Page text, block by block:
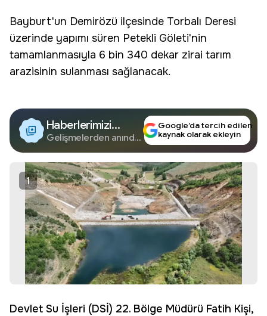
Bayburt'un Demirözü ilçesinde Torbalı Deresi
üzerinde yapımı süren Petekli Göleti'nin
tamamlanmasıyla 6 bin 340 dekar zirai tarım
arazisinin sulanması sağlanacak.
Haberlerimizi
Google'da Takip
Edin
Gelişmelerden anında
Google’da tercih edilen
kaynak olarak ekleyin
1
Devlet Su İşleri (DSİ) 22. Bölge Müdürü Fatih Kişi,